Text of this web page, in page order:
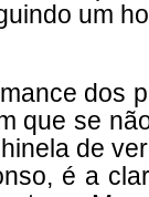
um
dos
que se
de
é a